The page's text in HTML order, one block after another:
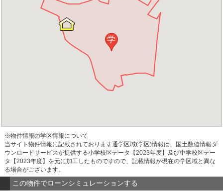
学
※物件情報の学区情報について
当サイト物件情報に記載されております通学区域(学区)情報は、国土数値情報ダ
ウンロードサービスが提供する小学校区データ【2023年度】及び中学校区デー
タ【2023年度】を元に加工したものですので、記載情報が現在の学区域と異な
る場合がございます。
この物件でローンシミュレーションする